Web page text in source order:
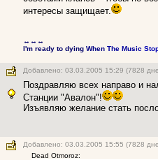
интересы защищает.
↔↔↔
I'm ready to dying When The Music
Добавлено: 03.03.2005 15:29 (7828
Поздравляю всех направо и
Станции "Авалон"!
Изъявляю желание стать
Добавлено: 03.03.2005 15:55 (7828
Dead Otmoroz: